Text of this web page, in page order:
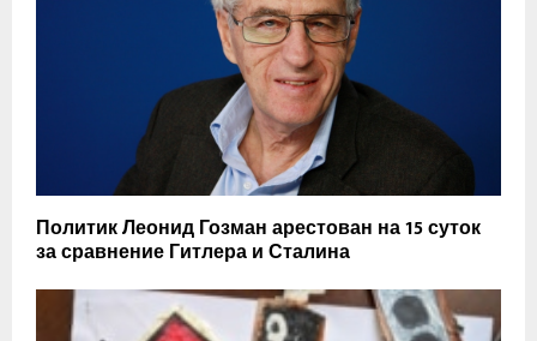
Политик Леонид Гозман арестован на 15 суток
за сравнение Гитлера и Сталина